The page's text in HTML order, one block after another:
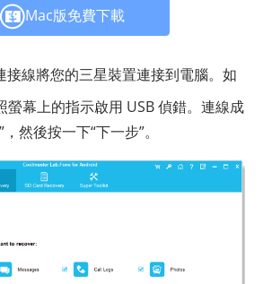
Mac版免費下載
接線將您的三星裝置連接到電腦。如
螢幕上的指示啟用 USB 偵錯。連線成
然後按一下“下一步”。